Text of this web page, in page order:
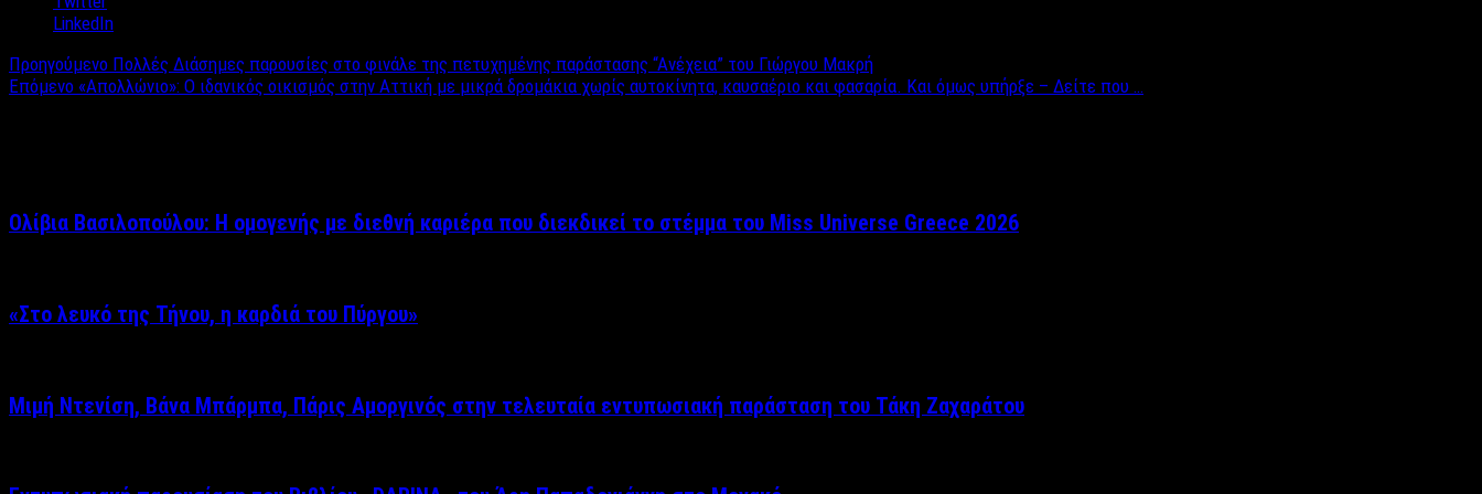
LinkedIn
Προηγούμενο Πολλές Διάσημες παρουσίες στο φινάλε της πετυχημένης παράστασης “Ανέχεια” του Γιώργου Μακρή
Επόμενο «Απολλώνιο»: O ιδανικός οικισμός στην Αττική με μικρά δρομάκια χωρίς αυτοκίνητα, καυσαέριο και φασαρία. Και όμως υπήρξε – Δείτε που …
Ολίβια Βασιλοπούλου: Η ομογενής με διεθνή καριέρα που διεκδικεί το στέμμα του Miss Universe Greece 2026
«Στο λευκό της Τήνου, η καρδιά του Πύργου»
Μιμή Ντενίση, Βάνα Μπάρμπα, Πάρις Αμοργινός στην τελευταία εντυπωσιακή παράσταση του Τάκη Ζαχαράτου